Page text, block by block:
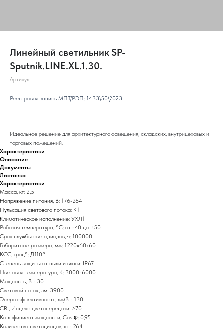
Линейный светильник SP-
Sputnik.LINE.XL.1.30.
Артикул:
Реестровая запись МПТ/РЭП: 1433\50\2023
Идеальное решение для архитектурного освещения, складских, внутрицеховых и
торговых помещений.
Характеристики
Описание
Документы
Листовка
Характеристики
Масса, кг: 2,5
Напряжение питания, В: 176-264
Пульсация светового потока: <1
Климатическое исполнение: УХЛ1
Рабочая температура, °С: от -40 до +50
Срок службы светодиодов, ч: 100000
Габаритные размеры, мм: 1220х60х60
КСС, град°: Д110°
Степень защиты от пыли и влаги: IP67
Цветовая температура, K: 3000-6000
Мощность, Вт: 30
Световой поток, лм: 3900
Энергоэффективность, лм/Вт: 130
CRI, Индекс цветопередачи: >70
Коэффициент мощности, Cos φ: 0,95
Количество светодиодов, шт: 264